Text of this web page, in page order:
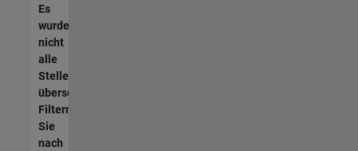
Es
wurden
nicht
alle
Stellen
übersetzt.
Filtern
Sie
nach